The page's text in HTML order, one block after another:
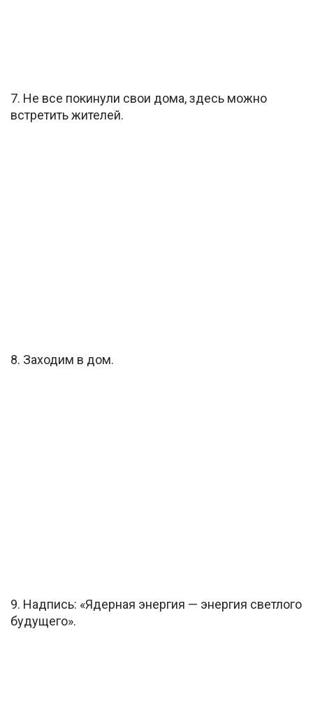
7. Не все покинули свои дома, здесь можно
встретить жителей.
8. Заходим в дом.
9. Надпись: «Ядерная энергия — энергия светлого
будущего».